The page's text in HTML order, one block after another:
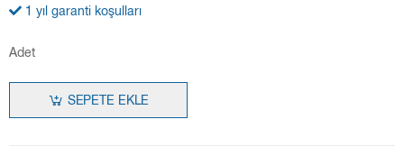
1 yıl garanti koşulları
Adet
SEPETE EKLE